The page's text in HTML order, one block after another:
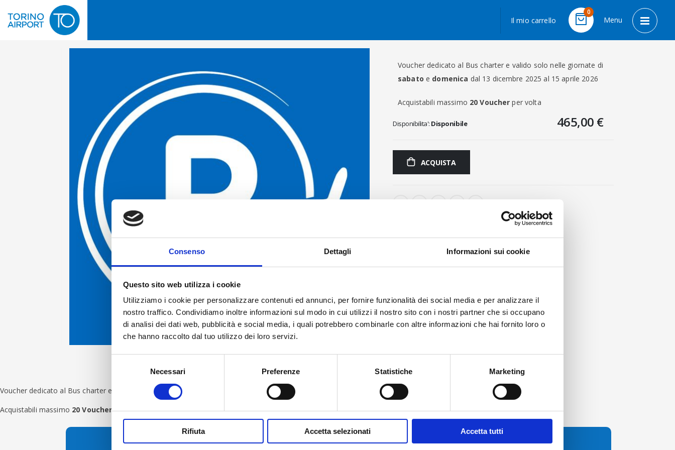
Consenso Dettagli Informazioni sui cookie
Questo sito web utilizza i cookie
Utilizziamo i cookie per personalizzare contenuti ed annunci, per fornire funzionalità dei social media e per analizzare il
nostro traffico. Condividiamo inoltre informazioni sul modo in cui utilizzi il nostro sito con i nostri partner che si occupano
di analisi dei dati web, pubblicità e social media, i quali potrebbero combinarle con altre informazioni che hai fornito loro o
che hanno raccolto dal tuo utilizzo dei loro servizi.
Necessari Preferenze Statistiche Marketing
Rifiuta Accetta selezionati Accetta tutti
Menu
Cart
0
Il mio carrello
Voucher dedicato al Bus charter e valido solo nelle giornate di
sabato e domenica dal 13 dicembre 2025 al 15 aprile 2026
Acquistabili massimo 20 Voucher per volta
465,00 €
Disponibilita': Disponibile
ACQUISTA
Voucher dedicato al Bus charter e valido solo nelle giornate di domenica dal 13 dicembre 2025 al 15 aprile 2026
Acquistabili massimo 20 Voucherper volta